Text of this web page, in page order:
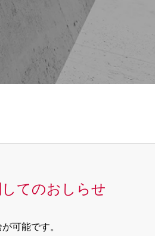
てのおしらせ
可能です。